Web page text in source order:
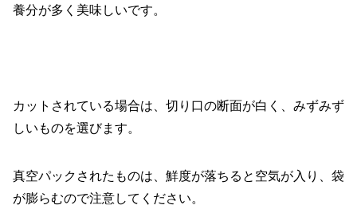
養分が多く美味しいです。
カットされている場合は、切り口の断面が白く、みずみず
しいものを選びます。
真空パックされたものは、鮮度が落ちると空気が入り、袋
が膨らむので注意してください。